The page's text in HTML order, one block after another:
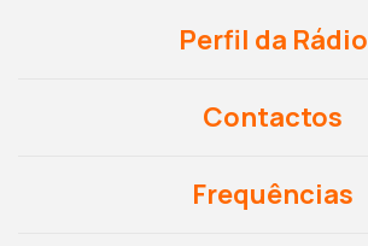
Perfil da Rádio
Contactos
Frequências